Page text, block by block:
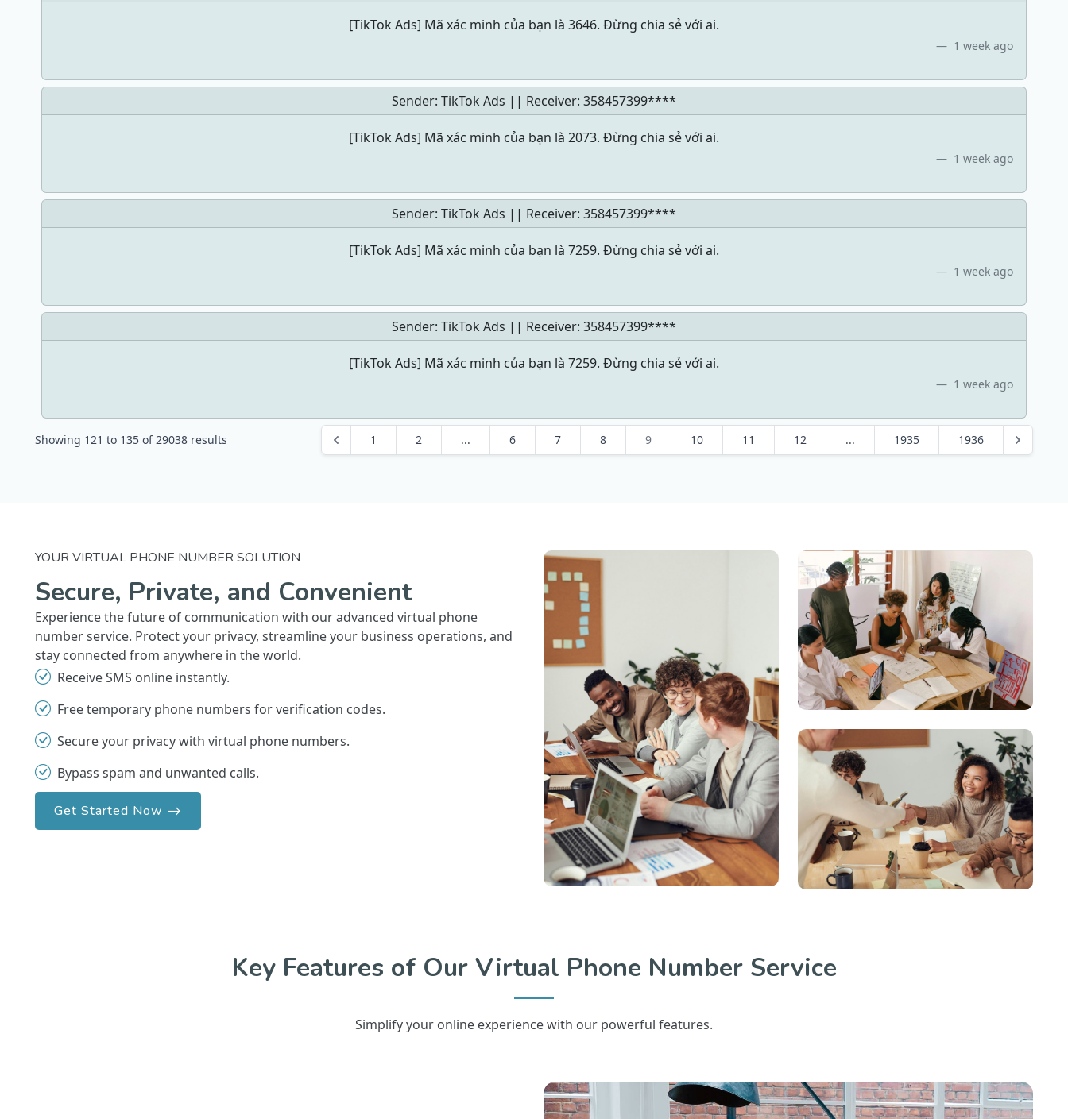
[TikTok Ads] Mã xác minh của bạn là 3646. Đừng chia sẻ với ai.
1 week ago
Sender: TikTok Ads || Receiver: 358457399****
[TikTok Ads] Mã xác minh của bạn là 2073. Đừng chia sẻ với ai.
1 week ago
Sender: TikTok Ads || Receiver: 358457399****
[TikTok Ads] Mã xác minh của bạn là 7259. Đừng chia sẻ với ai.
1 week ago
Sender: TikTok Ads || Receiver: 358457399****
[TikTok Ads] Mã xác minh của bạn là 7259. Đừng chia sẻ với ai.
1 week ago
Showing 121 to 135 of29038 results 1 2 ... 6 7 8 9 10 11 12 ... 1935 1936
YOUR VIRTUAL PHONE NUMBER SOLUTION
Secure, Private, and Convenient
Experience the future of communication with our advanced virtual phone
number service. Protect your privacy, streamline your business operations, and
stay connected from anywhere in the world.
Receive SMS online instantly.
Free temporary phone numbers for verification codes.
Secure your privacy with virtual phone numbers.
Bypass spam and unwanted calls.
Get Started Now
Key Features of Our Virtual Phone Number Service
Simplify your online experience with our powerful features.